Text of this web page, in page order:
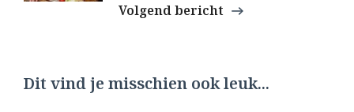
Volgend bericht
Dit vind je misschien ook leuk...